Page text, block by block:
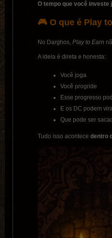
O tempo que você investe
🎮 O que é Play
No Darghos, Play to Earn
A ideia é direta e honesta:
Você joga
Você progride
Esse progresso
E os DC podem
Que pode ser
Tudo isso acontece dentro